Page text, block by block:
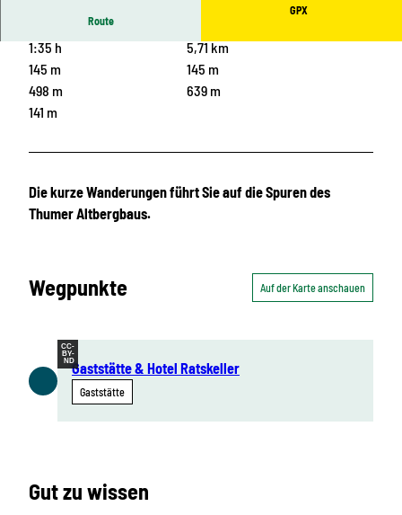
Route
GPX
1:35 h
5,71 km
145 m
145 m
498 m
639 m
141 m
Die kurze Wanderungen führt Sie auf die Spuren des
Thumer Altbergbaus.
Wegpunkte Auf der Karte anschauen
CC-
BY-
NDGaststätte & Hotel Ratskeller
Gaststätte
Gut zu wissen